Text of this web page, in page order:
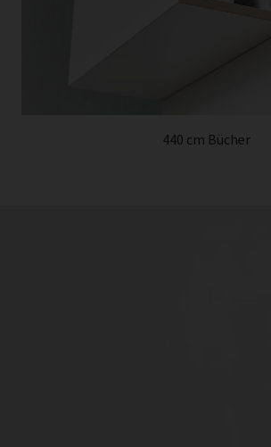
440 cm Bücher